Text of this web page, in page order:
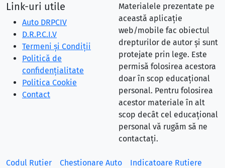
Link-uri utile
Auto DRPCIV
D.R.P.C.I.V
Termeni și Condiții
Politică de
confidențialitate
Politica Cookie
Contact
Materialele prezentate pe
această aplicație
web/mobile fac obiectul
drepturilor de autor și sunt
protejate prin lege. Este
permisă folosirea acestora
doar în scop educațional
personal. Pentru folosirea
acestor materiale în alt
scop decât cel educațional
personal vă rugăm să ne
contactați.
Codul Rutier Chestionare Auto Indicatoare Rutiere